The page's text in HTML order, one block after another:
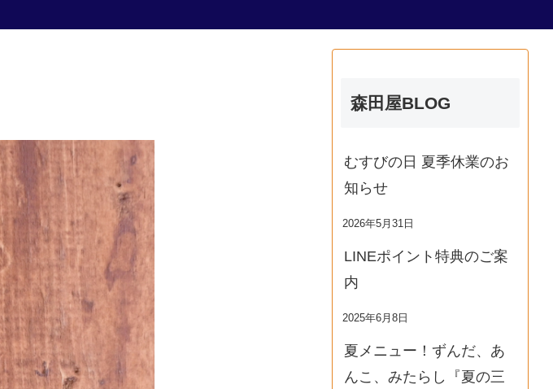
森田屋BLOG
むすびの日 夏季休業のお
知らせ
2026年5月31日
LINEポイント特典のご案
内
2025年6月8日
夏メニュー！ずんだ、あ
んこ、みたらし『夏の三